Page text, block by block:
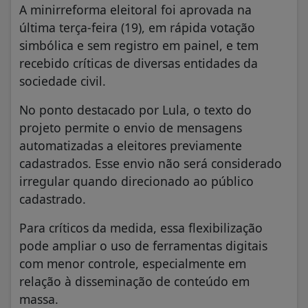
A minirreforma eleitoral foi aprovada na
última terça-feira (19), em rápida votação
simbólica e sem registro em painel, e tem
recebido críticas de diversas entidades da
sociedade civil.
No ponto destacado por Lula, o texto do
projeto permite o envio de mensagens
automatizadas a eleitores previamente
cadastrados. Esse envio não será considerado
irregular quando direcionado ao público
cadastrado.
Para críticos da medida, essa flexibilização
pode ampliar o uso de ferramentas digitais
com menor controle, especialmente em
relação à disseminação de conteúdo em
massa.